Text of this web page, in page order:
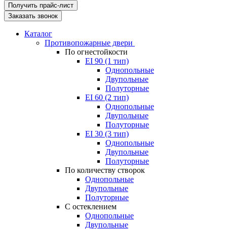
Получить прайс-лист
Заказать звонок
Каталог
Противопожарные двери
По огнестойкости
EI 90 (1 тип)
Однопольные
Двупольные
Полуторные
EI 60 (2 тип)
Однопольные
Двупольные
Полуторные
EI 30 (3 тип)
Однопольные
Двупольные
Полуторные
По количеству створок
Однопольные
Двупольные
Полуторные
С остеклением
Однопольные
Двупольные